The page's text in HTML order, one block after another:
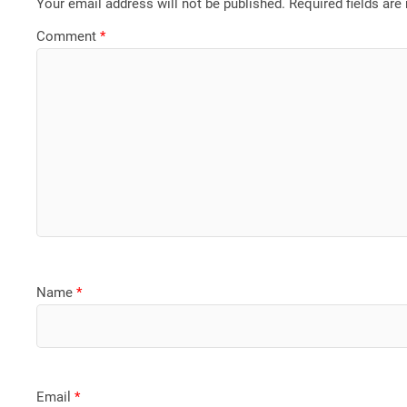
Your email address will not be published. Required fields
Comment*
Name*
Email*